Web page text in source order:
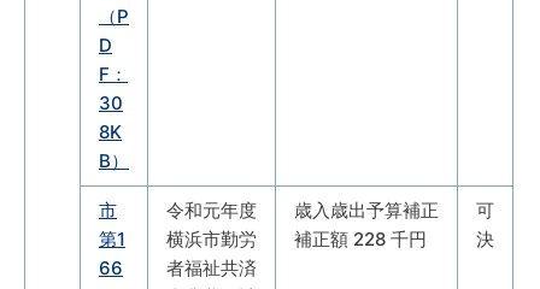
（P
D
F：
30
8K
B）
市
第1
66
令和元年度
横浜市勤労
者福祉共済
歳入歳出予算補正
補正額 228 千円
可
決